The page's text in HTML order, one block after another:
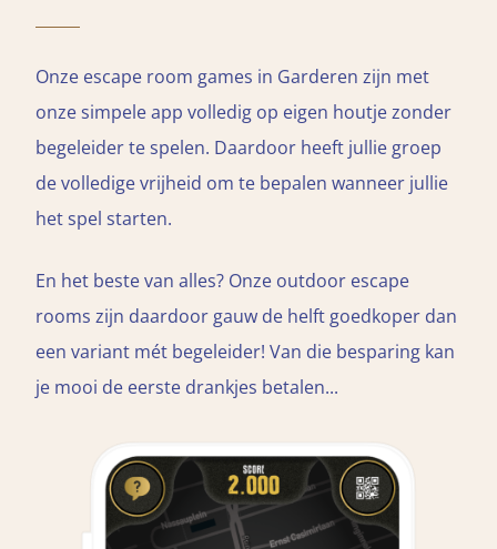
Onze escape room games in Garderen zijn met
onze simpele app volledig op eigen houtje zonder
begeleider te spelen. Daardoor heeft jullie groep
de volledige vrijheid om te bepalen wanneer jullie
het spel starten.
En het beste van alles? Onze outdoor escape
rooms zijn daardoor gauw de helft goedkoper dan
een variant mét begeleider! Van die besparing kan
je mooi de eerste drankjes betalen...